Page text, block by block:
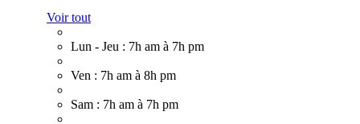
Voir tout
Lun - Jeu : 7h am à 7h pm
Ven : 7h am à 8h pm
Sam : 7h am à 7h pm